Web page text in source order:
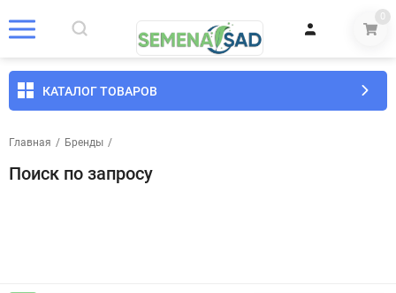
0
КАТАЛОГ ТОВАРОВ
Главная / Бренды /
Поиск по запросу